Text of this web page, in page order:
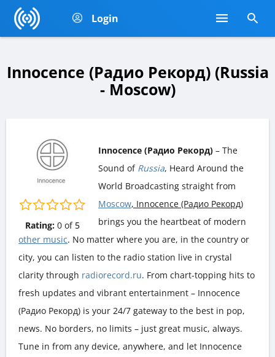
Login
Innocence (Радио Рекорд) (Russia
- Moscow)
Rating: 0of 5
Innocence (Радио Рекорд) – The
Sound of Russia, Heard Around the
World Broadcasting straight from
Moscow, Innocence (Радио Рекорд)
brings you the heartbeat of modern
other music. No matter where you are, in the country or
city, you can listen to the radio station live in crystal
clarity through radiorecord.ru. From chart-topping hits to
fresh updates and vibrant entertainment – Innocence
(Радио Рекорд) is your 24/7 gateway to the best in pop,
news. No borders, no limits – just great music, always.
Tune in from any device, anywhere, and let Innocence